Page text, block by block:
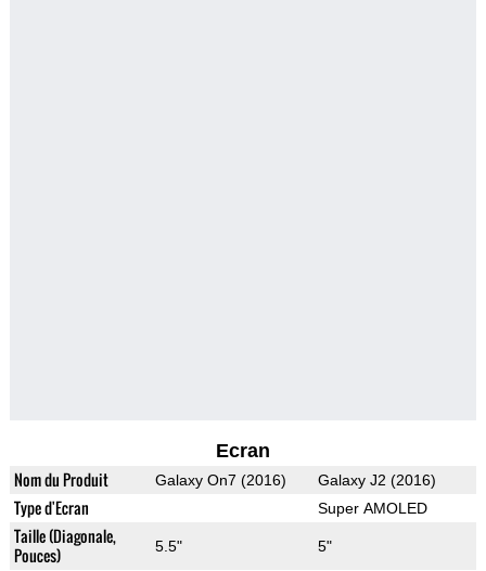
Ecran
Nom du Produit Galaxy On7 (2016) Galaxy J2 (2016)
Type d'Ecran Super AMOLED
Taille (Diagonale,
Pouces)
5.5" 5"